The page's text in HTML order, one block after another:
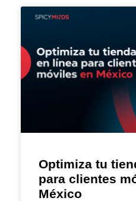
Optimiza tu
para clientes
México